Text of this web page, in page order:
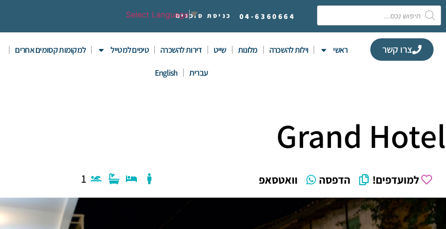
04-6360664 כניסת סוכניםSelect Language▼
צרו קשר ראשי וילות להשכרה מלונות שייט דירות להשכרה טיפים למטייל למקומות קסומים אחרים
עברית English
Grand Hotel
למועדפים! הדפסה וואטסאפ 1